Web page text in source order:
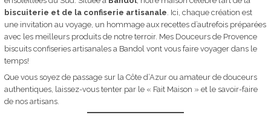
biscuiterie et de la confiserie artisanale. Ici, chaque création est
une invitation au voyage, un hommage aux recettes d’autrefois préparées
avec les meilleurs produits de notre terroir. Mes Douceurs de Provence
biscuits confiseries artisanales a Bandol vont vous faire voyager dans le
temps!
Que vous soyez de passage sur la Côte d’Azur ou amateur de douceurs
authentiques, laissez-vous tenter par le « Fait Maison » et le savoir-faire
de nos artisans.